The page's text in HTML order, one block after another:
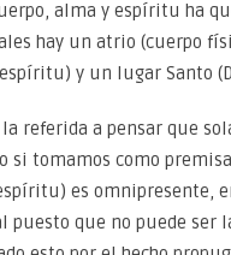
alma y espíritu ha
hay un atrio (cuerpo
y un lugar Santo
referida a pensar que
tomamos como
es omnipresente,
que no puede ser